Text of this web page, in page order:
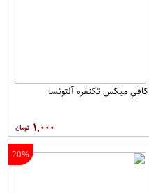
کافي ميکس تکنفره آلتونسا
۱,۰۰۰
20%